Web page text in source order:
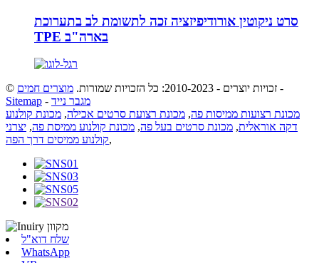
סרט ניקוטין אורודיפיזציה זכה לתשומת לב בתערוכת
TPE בארה"ב
© זכויות יוצרים - 2010-2023: כל הזכויות שמורות. מוצרים חמים
-
Sitemap - מגבר נייד
מכונת רצועות ממיסות פה, מכונת רצועת סרטים אכילה, מכונת קולנוע
דקה אוראלית, מכונת סרטים בעל פה, מכונת קולנוע ממיסת פה, יצרני
קולנוע ממיסים דרך הפה,
שלח דוא"ל
WhatsApp